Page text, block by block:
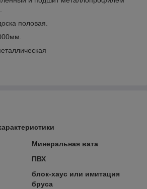
половая.
Минеральная вата
ПВХ
блок-хаус или имитация
бруса